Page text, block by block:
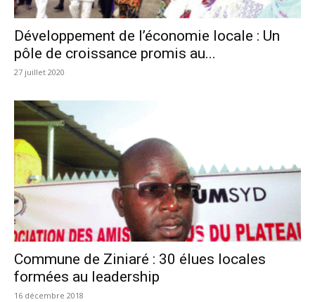
Développement de l’économie locale : Un
pôle de croissance promis au...
27 juillet 2020
Commune de Ziniaré : 30 élues locales
formées au leadership
16 décembre 2018